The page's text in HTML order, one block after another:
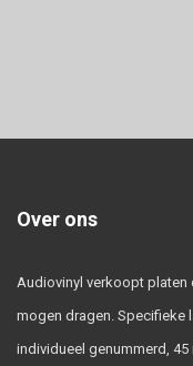
Over ons
Audiovinyl verkoopt platen
mogen dragen. Specifieke
individueel genummerd, 45